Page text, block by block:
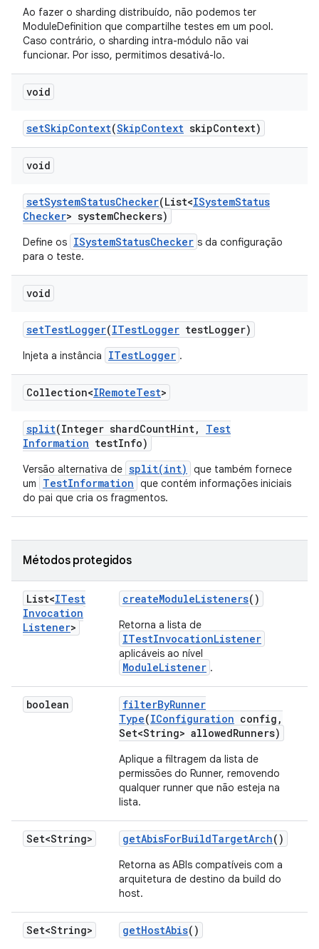
Ao fazer o sharding distribuído, não podemos ter
ModuleDefinition que compartilhe testes em um pool.
Caso contrário, o sharding intra-módulo não vai
funcionar. Por isso, permitimos desativá-lo.
void
setSkipContext(SkipContext skipContext)
void
setSystemStatusChecker(List<ISystemStatus
Checker> systemCheckers)
Define os ISystemStatusChecker s da configuração
para o teste.
void
setTestLogger(ITestLogger testLogger)
Injeta a instância ITestLogger .
Collection<IRemoteTest>
split(Integer shardCountHint,
Test
Information testInfo)
Versão alternativa de split(int)
que também fornece
um
TestInformation que contém informações iniciais
do pai que cria os fragmentos.
Métodos protegidos
List<ITest
Invocation
Listener>
createModuleListeners()
Retorna a lista de
ITestInvocationListener
aplicáveis ao nível
ModuleListener .
boolean filterByRunner
Type(IConfiguration config ,
Set<String> allowedRunners)
Aplique a filtragem da lista de
permissões do Runner, removendo
qualquer runner que não esteja na
lista.
Set<String> getAbisForBuildTargetArch()
Retorna as ABIs compatíveis com a
arquitetura de destino da build do
host.
Set<String> getHostAbis()